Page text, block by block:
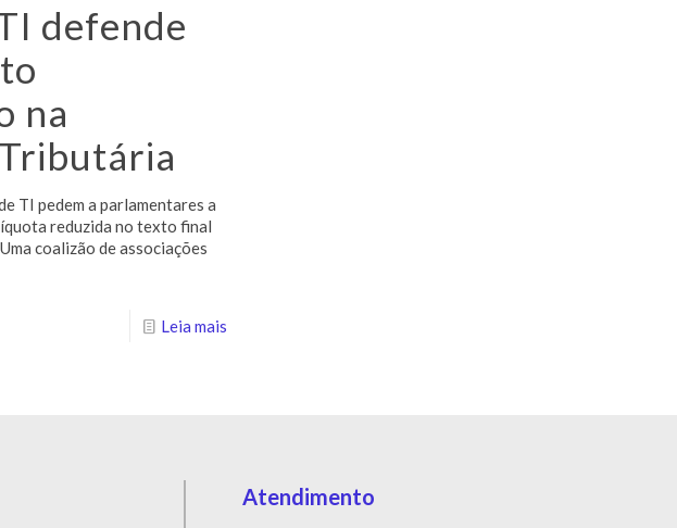
defende
na
TI pedem a parlamentares a
reduzida no texto final
coalizão de associações
Leia mais
Atendimento